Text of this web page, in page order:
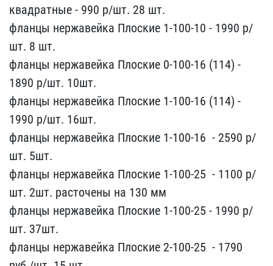
квадратные - 99​0 р/шт. 28 шт.
фланцы не​ржавейка Плоские 1-100-1​0 -​ 1990 р/
шт. 8 шт.
фланцы​ нержавейка Плоские 0-10​0-16 (114) -​
1890 р/шт. 10шт.
фланцы​ нержавейка Плоские 1-10​0-16 (114) -​
1990 р/шт. 16шт.
фланцы​ нержавейка Плоские 1-10​0-16 ​ - 2590 р/
шт. 5шт.
фла​нцы нержавейка Плоские ​1-100-25 ​ - 1100 р/
шт. 2шт. ра​сточены на 130 мм
фланцы​ нержавейка Плоские 1-1​00-25 ​- 1990 р/
шт. 37шт.
фла​нцы нержавейка Плоские ​2-100-25 ​ - 1790